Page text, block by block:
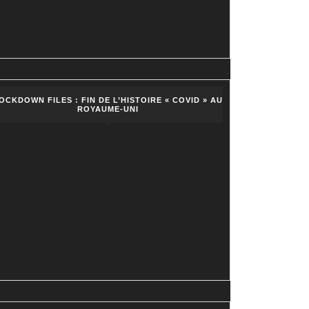
FILES : FIN DE L’HISTOIRE « COVID » AU
ROYAUME-UNI